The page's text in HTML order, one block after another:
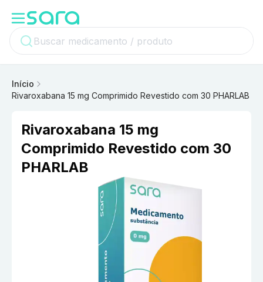
Início
Rivaroxabana 15 mg Comprimido Revestido com 30 PHARLAB
Rivaroxabana 15 mg
Comprimido Revestido com 30
PHARLAB